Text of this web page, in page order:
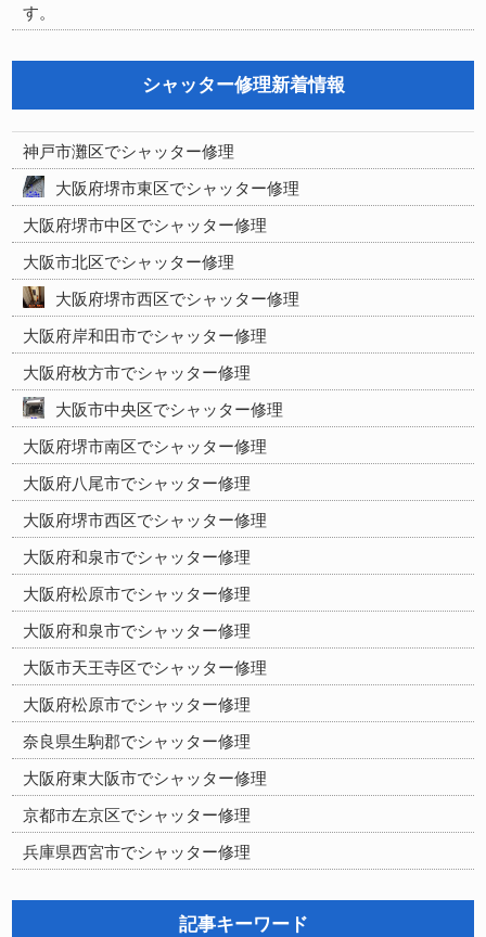
す。
シャッター修理新着情報
神戸市灘区でシャッター修理
大阪府堺市東区でシャッター修理
大阪府堺市中区でシャッター修理
大阪市北区でシャッター修理
大阪府堺市西区でシャッター修理
大阪府岸和田市でシャッター修理
大阪府枚方市でシャッター修理
大阪市中央区でシャッター修理
大阪府堺市南区でシャッター修理
大阪府八尾市でシャッター修理
大阪府堺市西区でシャッター修理
大阪府和泉市でシャッター修理
大阪府松原市でシャッター修理
大阪府和泉市でシャッター修理
大阪市天王寺区でシャッター修理
大阪府松原市でシャッター修理
奈良県生駒郡でシャッター修理
大阪府東大阪市でシャッター修理
京都市左京区でシャッター修理
兵庫県西宮市でシャッター修理
記事キーワード